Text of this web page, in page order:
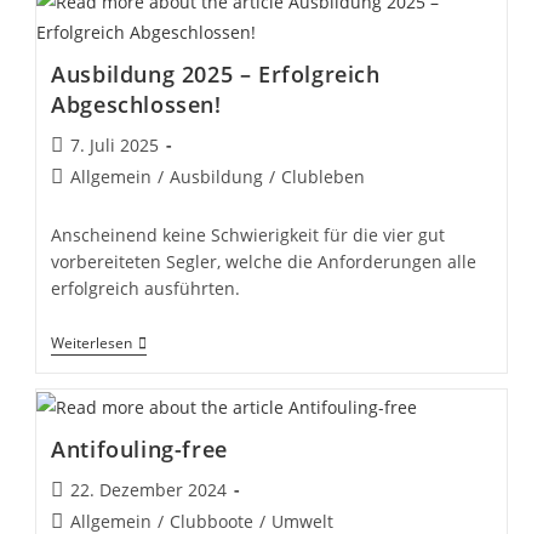
Ausbildung 2025 – Erfolgreich
Abgeschlossen!
Beitrag
veröffentlicht:
7. Juli 2025
Beitrags-
Allgemein / Ausbildung / Clubleben
Anscheinend keine Schwierigkeit für die vier gut
vorbereiteten Segler, welche die Anforderungen alle
erfolgreich ausführten.
WeiterlesenAusbildung
2025
Erfolgreich
Abgeschlossen!
Antifouling-free
Beitrag
veröffentlicht:
22. Dezember 2024
Beitrags-
Allgemein / Clubboote / Umwelt